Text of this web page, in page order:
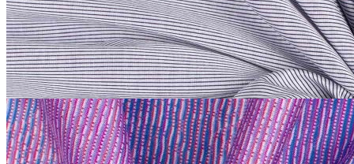
1 500₽
за м
Купить
Etro
Трикотаж сток Etro